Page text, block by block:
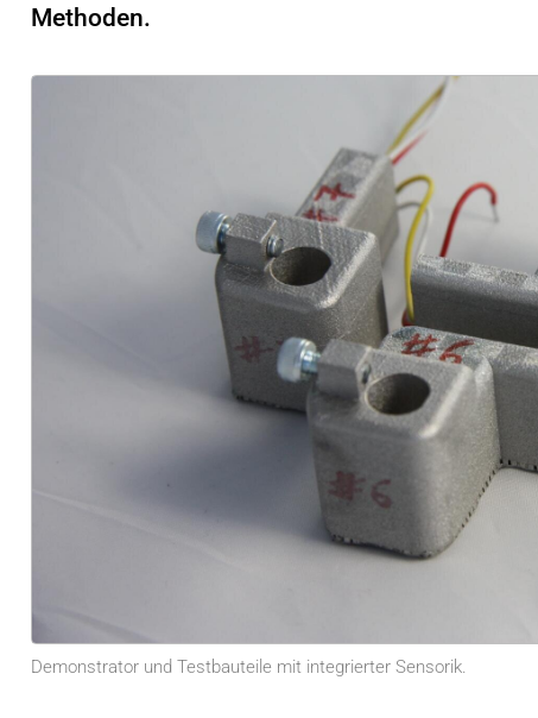
Methoden.
Demonstrator und Testbauteile mit integrierter Sensorik.